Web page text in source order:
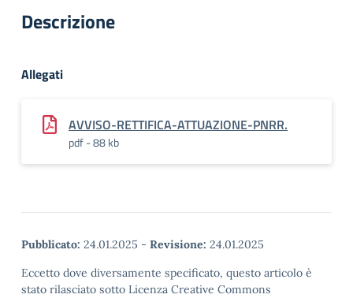
Descrizione
Allegati
AVVISO-RETTIFICA-ATTUAZIONE-PNRR.
pdf - 88 kb
Pubblicato: 24.01.2025 - Revisione: 24.01.2025
Eccetto dove diversamente specificato, questo articolo è
stato rilasciato sotto Licenza Creative Commons